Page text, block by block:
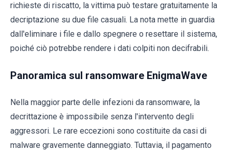
richieste di riscatto, la vittima può testare gratuitamente la
decriptazione su due file casuali. La nota mette in guardia
dall'eliminare i file e dallo spegnere o resettare il sistema,
poiché ciò potrebbe rendere i dati colpiti non decifrabili.
Panoramica sul ransomware EnigmaWave
Nella maggior parte delle infezioni da ransomware, la
decrittazione è impossibile senza l'intervento degli
aggressori. Le rare eccezioni sono costituite da casi di
malware gravemente danneggiato. Tuttavia, il pagamento